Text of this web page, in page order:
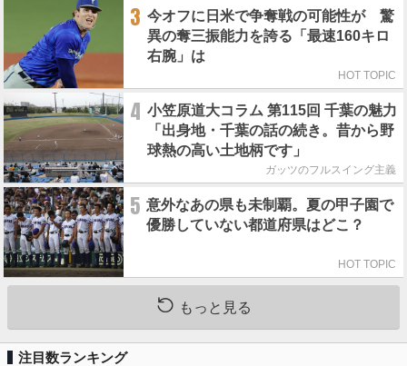
3 今オフに日米で争奪戦の可能性が 驚
異の奪三振能力を誇る「最速160キロ
右腕」は
HOT TOPIC
4 小笠原道大コラム 第115回 千葉の魅力
「出身地・千葉の話の続き。昔から野
球熱の高い土地柄です」
ガッツのフルスイング主義
5 意外なあの県も未制覇。夏の甲子園で
優勝していない都道府県はどこ？
HOT TOPIC
もっと見る
注目数ランキング